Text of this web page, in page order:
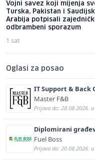
Vojni savez koji mijenja
Turska, Pakistan i
Arabija potpisali zajednički
odbrambeni sporazum
1 sat
Oglasi za posao
IT Support &
Master F&B
Prijava do: 28.08.2026.
Diplomirani
ž)
Fuel Boss
Prijava do: 20.08.2026.